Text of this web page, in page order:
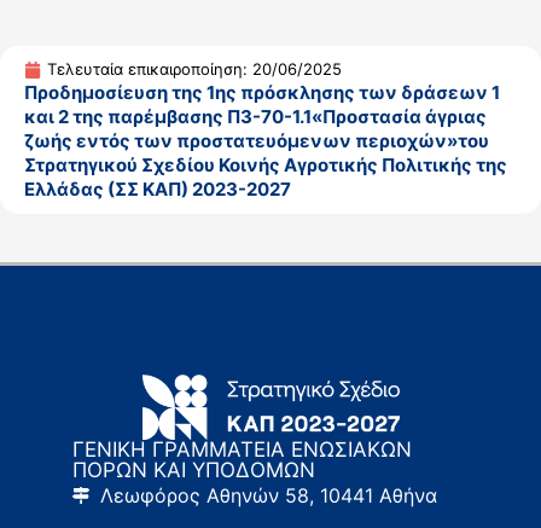
Τελευταία επικαιροποίηση: 20/06/2025
Προδημοσίευση της 1ης πρόσκλησης των δράσεων 1
και 2 της παρέμβασης Π3-70-1.1«Προστασία άγριας
ζωής εντός των προστατευόμενων περιοχών»του
Στρατηγικού Σχεδίου Κοινής Αγροτικής Πολιτικής της
Ελλάδας (ΣΣ ΚΑΠ) 2023-2027
ΓΕΝΙΚΗ ΓΡΑΜΜΑΤΕΙΑ ΕΝΩΣΙΑΚΩΝ
ΠΟΡΩΝ ΚΑΙ ΥΠΟΔΟΜΩΝ
Λεωφόρος Αθηνών 58, 10441 Αθήνα